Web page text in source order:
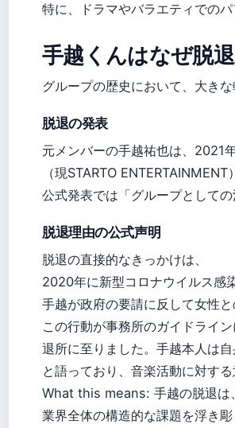
特に、ドラマやバラエティでの
手越くんはなぜ脱
グループの歴史において、大き
脱退の発表
元メンバーの手越祐也は、2021
（現STARTO
公式発表では「グループとして
脱退理由の公式声明
脱退の直接的なきっかけは、
2020年に新型コロナウイルス感
手越が政府の要請に反して女性
この行動が事務所のガイドライ
退所に至りました。手越本人は
と語っており、音楽活動に対す
What this means: 手越の脱退は
業界全体の構造的な課題を浮き